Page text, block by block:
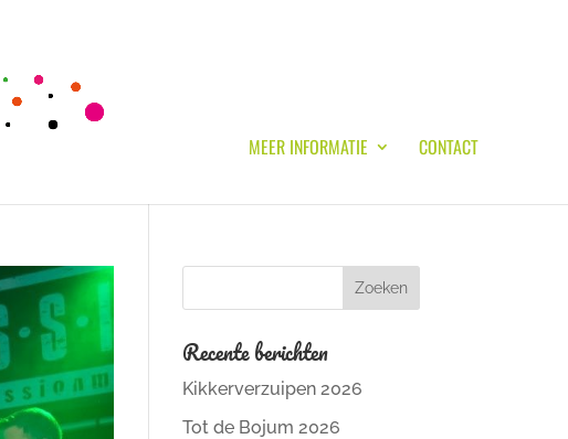
MEER INFORMATIE CONTACT
Recente berichten
Kikkerverzuipen 2026
Tot de Bojum 2026